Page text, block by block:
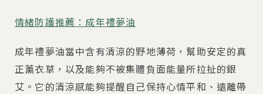
情緒防護推薦：成年禮夢油
成年禮夢油當中含有清涼的野地薄荷，幫助安定的真
正薰衣草，以及能夠不被集體負面能量所拉扯的銀
艾。它的清涼感能夠提醒自己保持心情平和、遠離帶